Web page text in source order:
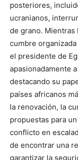
posteriores,
ucranianos,
de grano.
cumbre
el presidente de
apasionadamente
destacando su
países africanos
la renovación, la
propuestas para
conflicto en
de encontrar una
garantizar la